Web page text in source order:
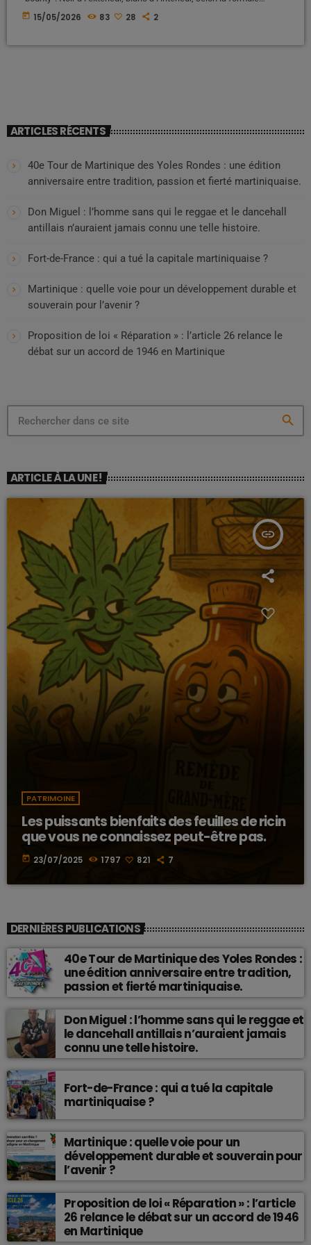
populaire aussi cruelle que révélatrice. Mais derrière le sarcasme, il
today 15/05/2026 83 28 2
ARTICLES RÉCENTS
40e Tour de Martinique des Yoles Rondes : une édition
anniversaire entre tradition, passion et fierté martiniquaise.
Don Miguel : l’homme sans qui le reggae et le dancehall
antillais n’auraient jamais connu une telle histoire.
Fort-de-France : qui a tué la capitale martiniquaise ?
Martinique : quelle voie pour un développement durable et
souverain pour l’avenir ?
Proposition de loi « Réparation » : l’article 26 relance le
débat sur un accord de 1946 en Martinique
search
ARTICLE À LA UNE !
insert_link
PATRIMOINE
Les puissants bienfaits des feuilles de ricin
que vous ne connaissez peut-être pas.
today 23/07/2025 1797 821 7
DERNIÈRES PUBLICATIONS
40e Tour de Martinique des Yoles Rondes :
une édition anniversaire entre tradition,
passion et fierté martiniquaise.
Don Miguel : l’homme sans qui le reggae et
le dancehall antillais n’auraient jamais
connu une telle histoire.
Fort-de-France : qui a tué la capitale
martiniquaise ?
Martinique : quelle voie pour un
développement durable et souverain pour
l’avenir ?
Proposition de loi « Réparation » : l’article
26 relance le débat sur un accord de 1946
en Martinique